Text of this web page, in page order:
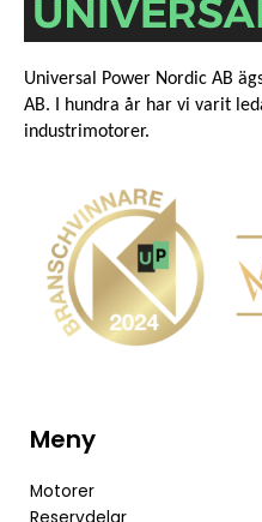
Universal Power Nordic AB
AB. I hundra år har vi varit
industrimotorer.
Meny
Motorer